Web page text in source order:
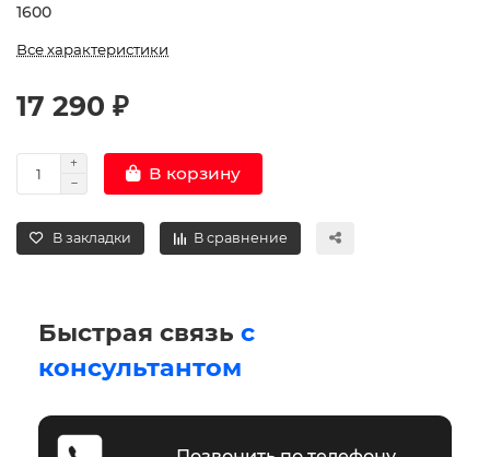
1600
Все характеристики
17 290 ₽
В корзину
В закладки В сравнение
Быстрая связь с
консультантом